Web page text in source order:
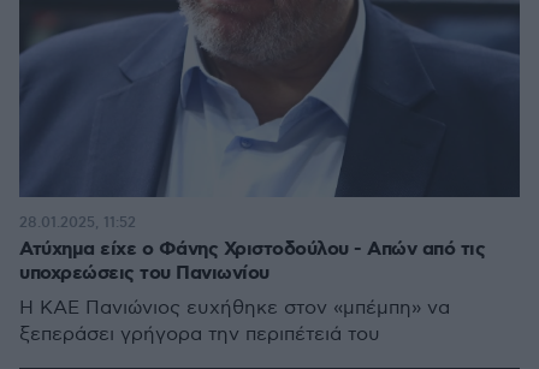
Ατύχημα είχε ο Φάνης Χριστοδούλου - Απών από τις
υποχρεώσεις του Πανιωνίου
Η ΚΑΕ Πανιώνιος ευχήθηκε στον «μπέμπη» να
ξεπεράσει γρήγορα την περιπέτειά του
28.01.2025, 11:52